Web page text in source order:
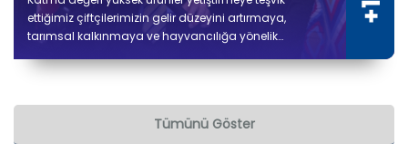
ettiğimiz çiftçilerimizin gelir düzeyini artırmaya,
tarımsal kalkınmaya ve hayvancılığa yönelik
etmesini amaçlıyoruz. 2019'dan bu yana çiftçilerimize
Tümünü Göster